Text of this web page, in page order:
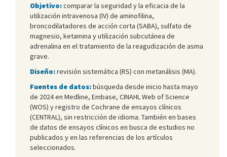
Objetivo:comparar la seguridad y la eficacia de la
utilización intravenosa (IV) de aminofilina,
broncodilatadores de acción corta (SABA), sulfato de
magnesio, ketamina y utilización subcutánea de
adrenalina en el tratamiento de la reagudización de asma
grave.
Diseño:revisión sistemática (RS) con metanálisis (MA).
Fuentes de datos:búsqueda desde inicio hasta mayo
de 2024 en Medline, Embase, CINAHL Web of Science
(WOS) y registro de Cochrane de ensayos clínicos
(CENTRAL), sin restricción de idioma. También en bases
de datos de ensayos clínicos en busca de estudios no
publicados y en las referencias de los artículos
seleccionados.